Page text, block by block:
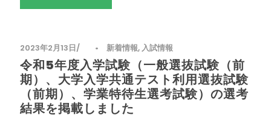
2023年2月13日 • 新着情報,入試情報
令和5年度入学試験（一般選抜試験（前
期）、大学入学共通テスト利用選抜試験
（前期）、学業特待生選考試験）の選考
結果を掲載しました